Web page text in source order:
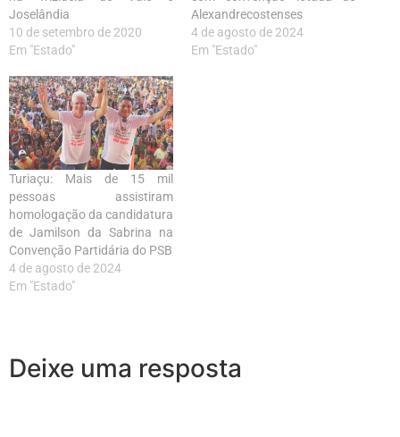
Joselândia
10 de setembro de 2020
Em "Estado"
Alexandrecostenses
4 de agosto de 2024
Em "Estado"
Turiaçu: Mais de 15 mil
pessoas assistiram
homologação da candidatura
de Jamilson da Sabrina na
Convenção Partidária do PSB
4 de agosto de 2024
Em "Estado"
Deixe uma resposta